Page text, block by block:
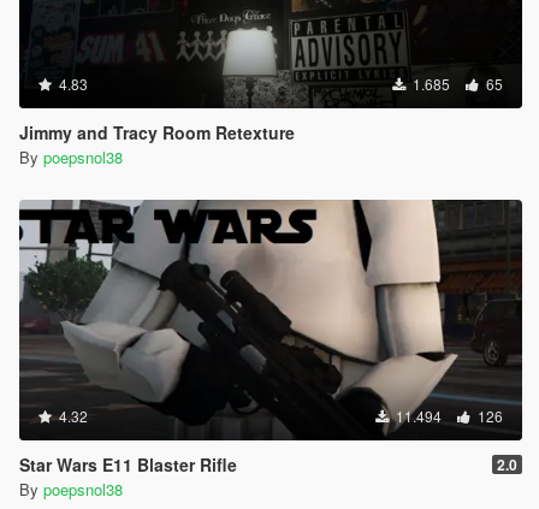
4.83 1.685 65
Jimmy and Tracy Room Retexture
By poepsnol38
4.32 11.494 126
Star Wars E11 Blaster Rifle 2.0
By poepsnol38